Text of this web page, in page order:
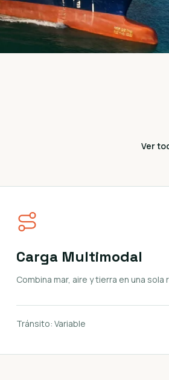
Ver
Carga Multimodal
Combina mar, aire y tierra en una sola
Tránsito: Variable